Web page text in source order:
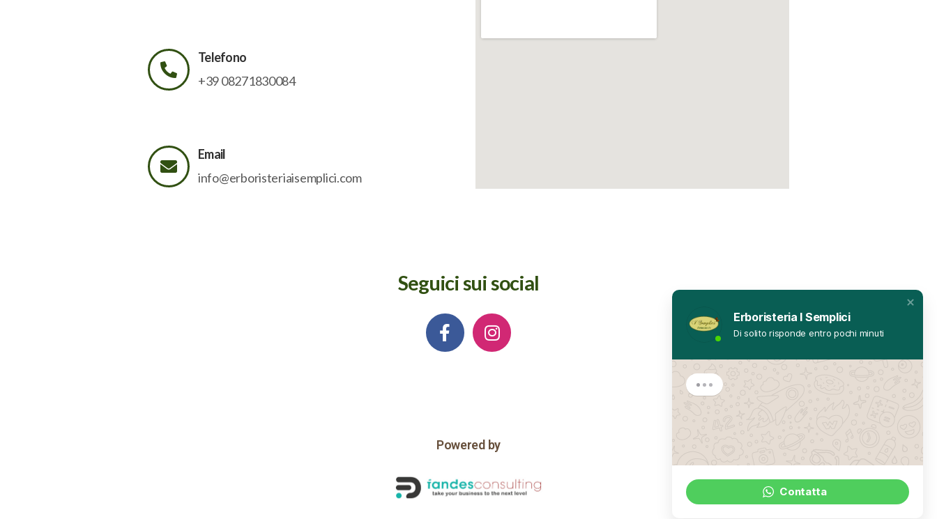
Telefono
+39 08271830084
Email
info@erboristeriaisemplici.com
Seguici sui social
Powered by
Erboristeria I Semplici
Di solito risponde entro pochi minuti
Contatta